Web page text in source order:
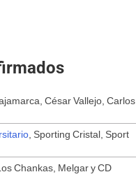
César Vallejo, Carlos
, Sporting Cristal, Sport
Chankas, Melgar y CD